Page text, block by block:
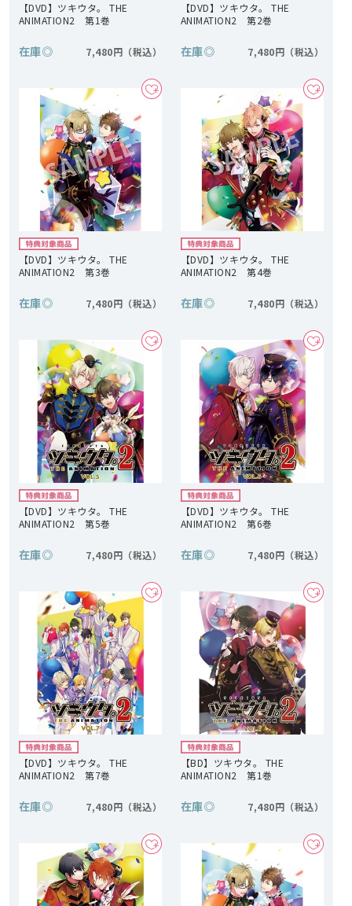
【DVD】ツキウタ。 THE
ANIMATION2 第1巻
在庫◎ 7,480円
【DVD】ツキウタ。 THE
ANIMATION2 第2巻
在庫◎ 7,480円
【DVD】ツキウタ。 THE
ANIMATION2 第3巻
在庫◎ 7,480円
【DVD】ツキウタ。 THE
ANIMATION2 第4巻
在庫◎ 7,480円
【DVD】ツキウタ。 THE
ANIMATION2 第5巻
在庫◎ 7,480円
【DVD】ツキウタ。 THE
ANIMATION2 第6巻
在庫◎ 7,480円
【DVD】ツキウタ。 THE
ANIMATION2 第7巻
在庫◎ 7,480円
【BD】ツキウタ。 THE
ANIMATION2 第1巻
在庫◎ 7,480円